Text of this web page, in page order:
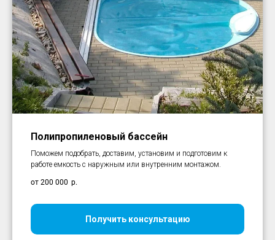
Полипропиленовый бассейн
Поможем подобрать, доставим, установим и подготовим к
работе емкость с наружным или внутренним монтажом.
от 200 000 р.
Получить консультацию